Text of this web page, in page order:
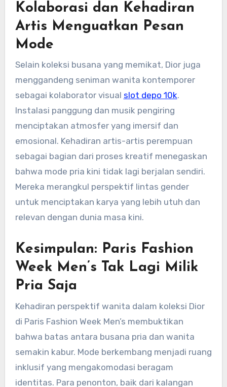
Kolaborasi dan Kehadiran
Artis Menguatkan Pesan
Mode
Selain koleksi busana yang memikat, Dior juga
menggandeng seniman wanita kontemporer
sebagai kolaborator visual slot depo 10k.
Instalasi panggung dan musik pengiring
menciptakan atmosfer yang imersif dan
emosional. Kehadiran artis-artis perempuan
sebagai bagian dari proses kreatif menegaskan
bahwa mode pria kini tidak lagi berjalan sendiri.
Mereka merangkul perspektif lintas gender
untuk menciptakan karya yang lebih utuh dan
relevan dengan dunia masa kini.
Kesimpulan: Paris Fashion
Week Men’s Tak Lagi Milik
Pria Saja
Kehadiran perspektif wanita dalam koleksi Dior
di Paris Fashion Week Men’s membuktikan
bahwa batas antara busana pria dan wanita
semakin kabur. Mode berkembang menjadi ruang
inklusif yang mengakomodasi beragam
identitas. Para penonton, baik dari kalangan